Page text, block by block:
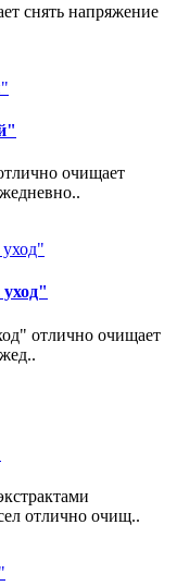
снять напряжение
очищает
отлично очищает
отлично очищ..